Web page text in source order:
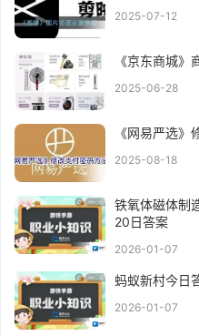
2025-07-12
《京东商城》
2025-06-28
《网易严选》
2025-08-18
铁氧体磁体制
20日答案
2026-01-07
蚂蚁新村今日
2026-01-07